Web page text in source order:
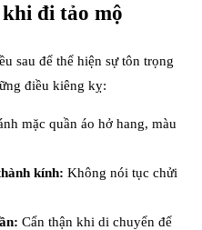
đi tảo mộ
sau để thể hiện sự tôn trọng
điều kiêng kỵ:
mặc quần áo hở hang, màu
kính: Không nói tục chửi
Cẩn thận khi di chuyển để